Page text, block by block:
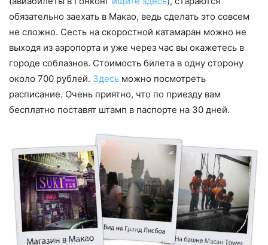
обязательно заехать в Макао, ведь сделать это совсем
не сложно. Сесть на скоростной катамаран можно не
выходя из аэропорта и уже через час вы окажетесь в
городе соблазнов. Стоимость билета в одну сторону
около 700 рублей. Здесь можно посмотреть
расписание. Очень приятно, что по приезду вам
бесплатно поставят штамп в паспорте на 30 дней.